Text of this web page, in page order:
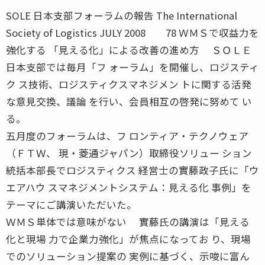
SOLE 日本支部フォーラムの報告 The International
Society of Logistics JULY 2008 78 ＷＭＳで収益力を
強化する 「見える化」による改善の進め方 ＳＯＬＥ
日本支部では毎月「フ ォーラム」を開催し、ロジスティ
ク ス技術、ロジスティクスマネジメン トに関する活発
な意見交換、議論 を行い、会員相互の啓発に努めて い
る。
五月度のフォーラムは、フ ロンティア・テクノウェア
（ＦＴＷ、 現・菱通ジャパン）取締役ソリュー ション
統括本部長でロジスティクス 経営士の實藤政子氏に「ウ
エアハウ スマネジメントシステム：見える化 事例」を
テーマにご講演いただいた。
ＷＭＳ単体では意味がない 實藤氏の講演は「見える
化と現場 力で企業力強化」が焦点になってお り、現場
でのソリューション提案の 実例に基づく、示唆に富ん